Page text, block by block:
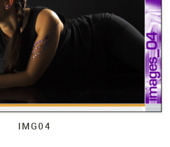
IMG04